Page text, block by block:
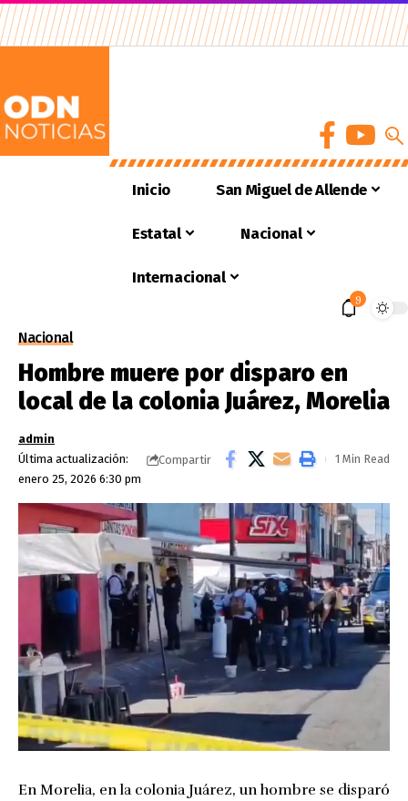
Inicio San Miguel de Allende
Estatal Nacional
Internacional
9
Nacional
Hombre muere por disparo en
local de la colonia Juárez, Morelia
Última actualización:
enero 25, 2026 6:30 pm
admin
Compartir
1 Min Read
En Morelia, en la colonia Juárez, un hombre se disparó